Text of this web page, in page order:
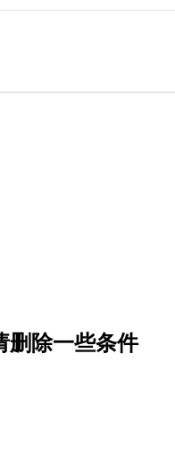
删除一些条件